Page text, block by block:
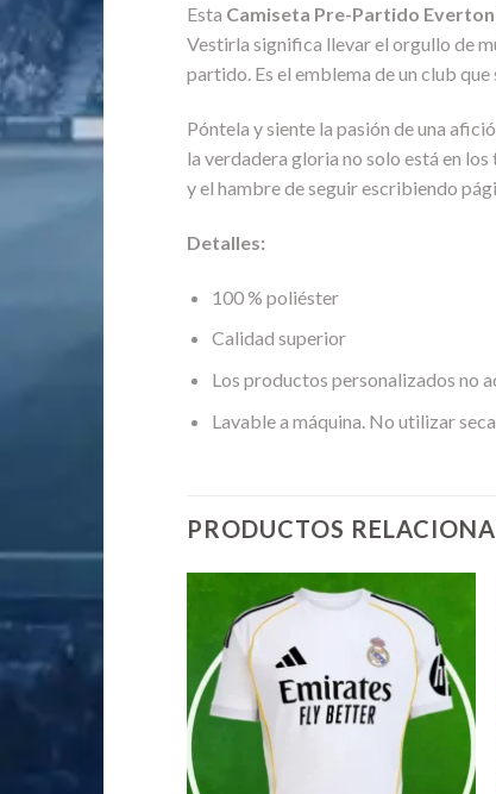
Esta Camiseta Pre-Partido
Vestirla significa llevar el orgullo de
partido. Es el emblema de un club
Póntela y siente la pasión de una
la verdadera gloria no solo está en
y el hambre de seguir escribiendo
Detalles:
100 % poliéster
Calidad superior
Los productos personalizados no
Lavable a máquina. No utilizar
PRODUCTOS